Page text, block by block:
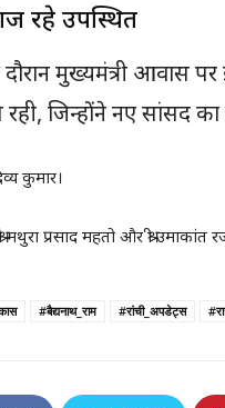
रहे उपस्थित
मुख्यमंत्री आवास
रही, जिन्होंने नए सांसद
कुमार।
मथुरा प्रसाद महतो और श्री उमाकांत
#बैद्यनाथ_राम #रांची_अपडेट्स